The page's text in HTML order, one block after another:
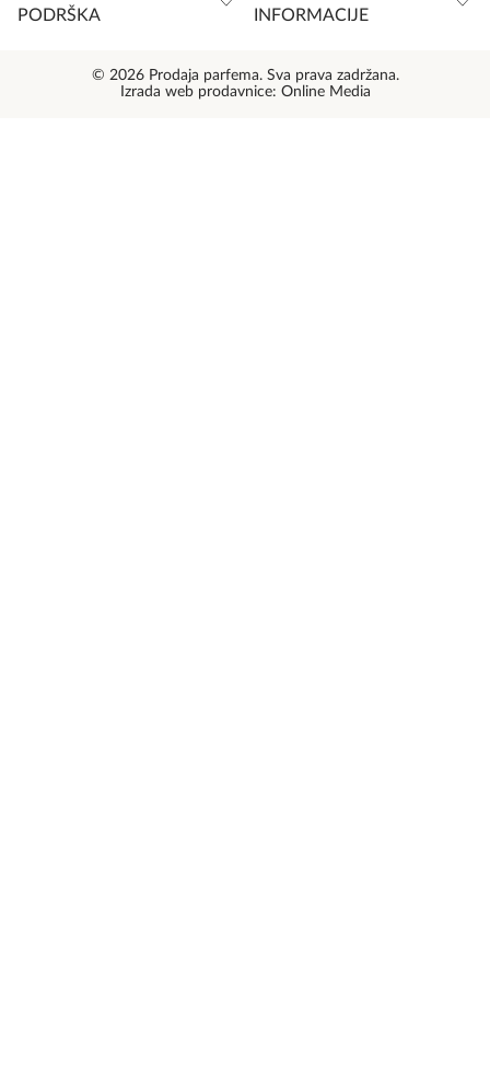
PODRŠKA
INFORMACIJE
© 2026 Prodaja parfema. Sva prava zadržana.
Izrada web prodavnice: Online Media